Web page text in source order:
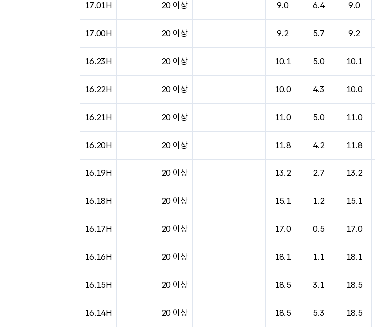
17.01H 20 이상 9.0 6.4 9.0
17.00H 20 이상 9.2 5.7 9.2
16.23H 20 이상 10.1 5.0 10.1
16.22H 20 이상 10.0 4.3 10.0
16.21H 20 이상 11.0 5.0 11.0
16.20H 20 이상 11.8 4.2 11.8
16.19H 20 이상 13.2 2.7 13.2
16.18H 20 이상 15.1 1.2 15.1
16.17H 20 이상 17.0 0.5 17.0
16.16H 20 이상 18.1 1.1 18.1
16.15H 20 이상 18.5 3.1 18.5
16.14H 20 이상 18.5 5.3 18.5